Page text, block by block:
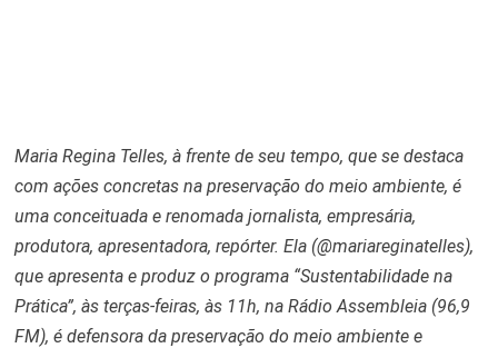
Maria Regina Telles, à frente de seu tempo, que se destaca
com ações concretas na preservação do meio ambiente, é
uma conceituada e renomada jornalista, empresária,
produtora, apresentadora, repórter. Ela (@mariareginatelles),
que apresenta e produz o programa “Sustentabilidade na
Prática”, às terças-feiras, às 11h, na Rádio Assembleia (96,9
FM), é defensora da preservação do meio ambiente e